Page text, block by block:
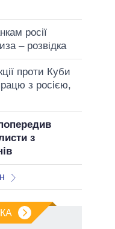
росії
– розвідка
проти Куби
з росією,
з